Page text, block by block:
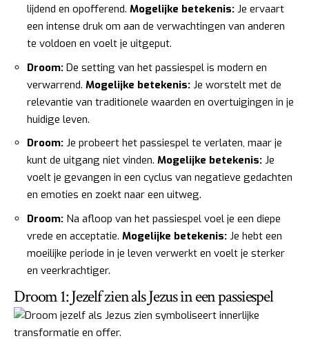
lijdend en opofferend. Mogelijke betekenis: Je ervaart
een intense druk om aan de verwachtingen van anderen
te voldoen en voelt je uitgeput.
Droom: De setting van het passiespel is modern en
verwarrend. Mogelijke betekenis: Je worstelt met de
relevantie van traditionele waarden en overtuigingen in je
huidige leven.
Droom: Je probeert het passiespel te verlaten, maar je
kunt de uitgang niet vinden. Mogelijke betekenis: Je
voelt je gevangen in een cyclus van negatieve gedachten
en emoties en zoekt naar een uitweg.
Droom: Na afloop van het passiespel voel je een diepe
vrede en acceptatie. Mogelijke betekenis: Je hebt een
moeilijke periode in je leven verwerkt en voelt je sterker
en veerkrachtiger.
Droom 1: Jezelf zien als Jezus in een passiespel